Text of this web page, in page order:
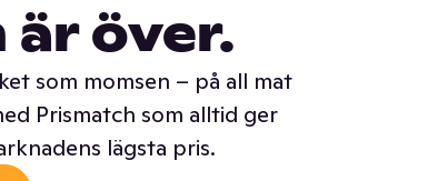
över.
som momsen – på all mat
Prismatch som alltid ger
lägsta pris.